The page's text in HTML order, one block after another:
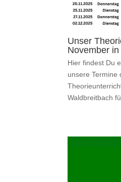
Unser
November
Hier findest Du
unsere Termine
Waldbreitbach